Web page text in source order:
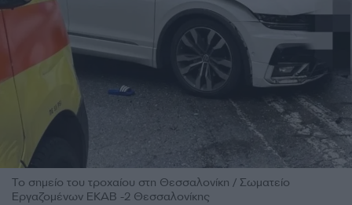
Το σημείο του τροχαίου στη Θεσσαλονίκη / Σωματείο
Εργαζομένων ΕΚΑΒ -2 Θεσσαλονίκης